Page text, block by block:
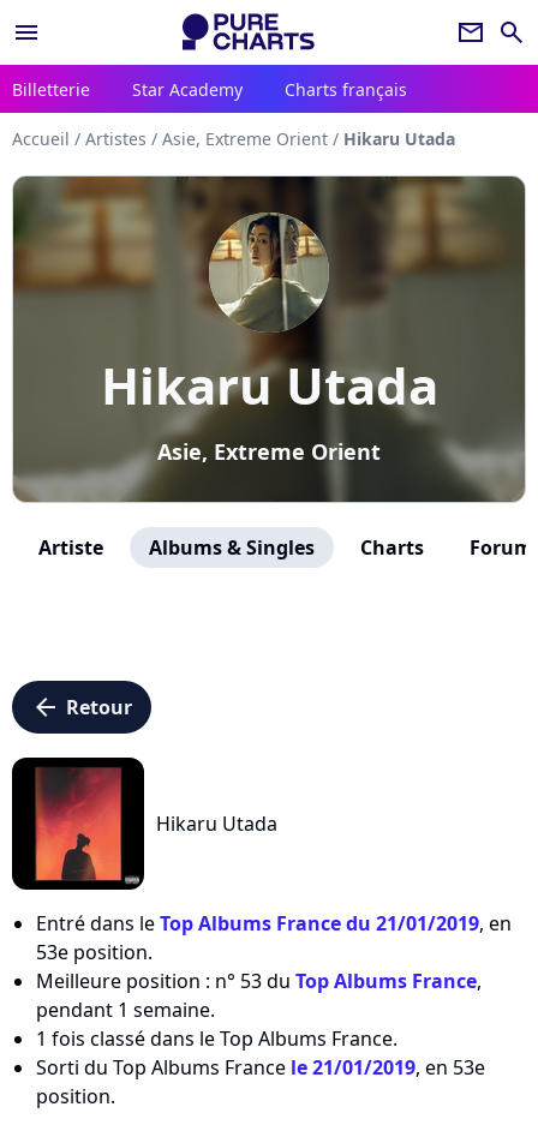
menu newsletter search
Billetterie Star Academy Charts français
Accueil / Artistes / Asie, Extreme Orient / Hikaru Utada
Hikaru Utada
Asie, Extreme Orient
Artiste Albums & Singles Charts
arrow_left Retour
Hikaru Utada
Entré dans leTop Albums France du 21/01/2019, en
53e position.
Meilleure position : n° 53 du Top Albums France,
pendant 1 semaine.
1 fois classé dans le Top Albums France.
Sorti du Top Albums France le 21/01/2019, en 53e
position.